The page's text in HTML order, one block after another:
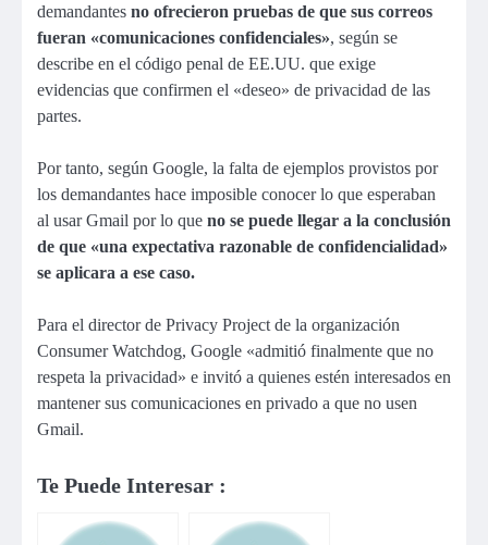
demandantes no ofrecieron pruebas de que sus correos
fueran «comunicaciones confidenciales», según se
describe en el código penal de EE.UU. que exige
evidencias que confirmen el «deseo» de privacidad de las
partes.
Por tanto, según Google, la falta de ejemplos provistos por
los demandantes hace imposible conocer lo que esperaban
al usar Gmail por lo que no se puede llegar a la conclusión
de que «una expectativa razonable de confidencialidad»
se aplicara a ese caso.
Para el director de Privacy Project de la organización
Consumer Watchdog, Google «admitió finalmente que no
respeta la privacidad» e invitó a quienes estén interesados en
mantener sus comunicaciones en privado a que no usen
Gmail.
Te Puede Interesar :